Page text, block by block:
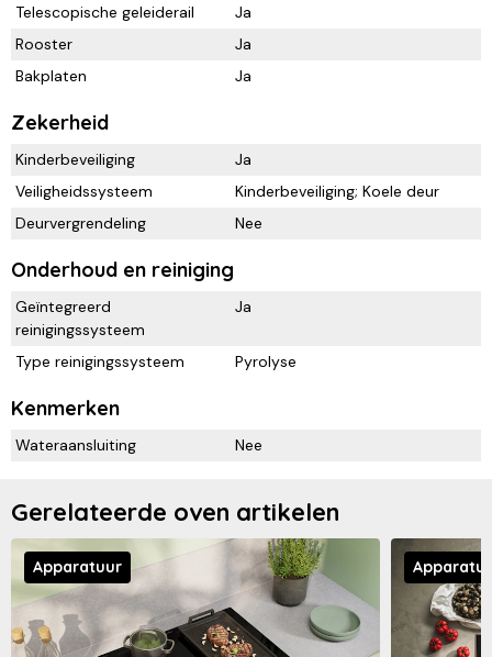
Telescopische geleiderail
Ja
Rooster
Ja
Bakplaten
Ja
Zekerheid
Kinderbeveiliging
Ja
Veiligheidssysteem
Kinderbeveiliging; Koele deur
Deurvergrendeling
Nee
Onderhoud en reiniging
Geïntegreerd
reinigingssysteem
Ja
Type reinigingssysteem Pyrolyse
Kenmerken
Wateraansluiting Nee
Gerelateerde oven artikelen
Apparatuur